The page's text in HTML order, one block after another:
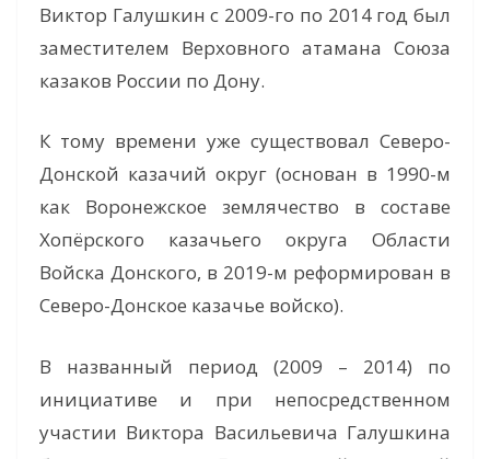
Виктор Галушкин с 2009-го по 2014 год был
заместителем Верховного атамана Союза
казаков России по Дону.
К тому времени уже существовал Северо-
Донской казачий округ (основан в 1990-м
как Воронежское землячество в составе
Хопёрского казачьего округа Области
Войска Донского, в 2019-м реформирован в
Северо-Донское казачье войско).
В названный период (2009 – 2014) по
инициативе и при непосредственном
участии Виктора Васильевича Галушкина